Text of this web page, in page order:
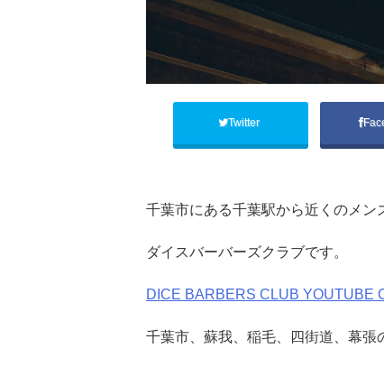
Twitter
千葉市にある千葉駅から近くのメン
ダイスバーバーズクラブです。
DICE BARBERS CLUB YOUTUBE
千葉市、蘇我、稲毛、四街道、幕張